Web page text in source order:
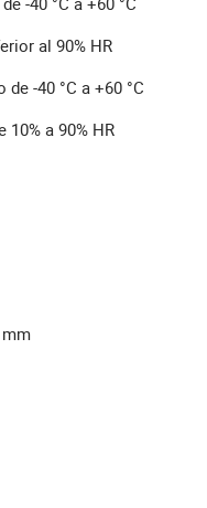
al 90% HR
-40 °C a +60 °C
a 90% HR